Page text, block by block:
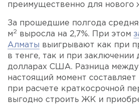
преимущественно для нового
За прошедшие полгода
м2 выросла на 2,7%. При этом
Алматы выигрывают как при
в тенге, так и при заключении
долларах США. Разница
настоящий момент составляет
при расчете краткосрочной
выгодно строить ЖК и